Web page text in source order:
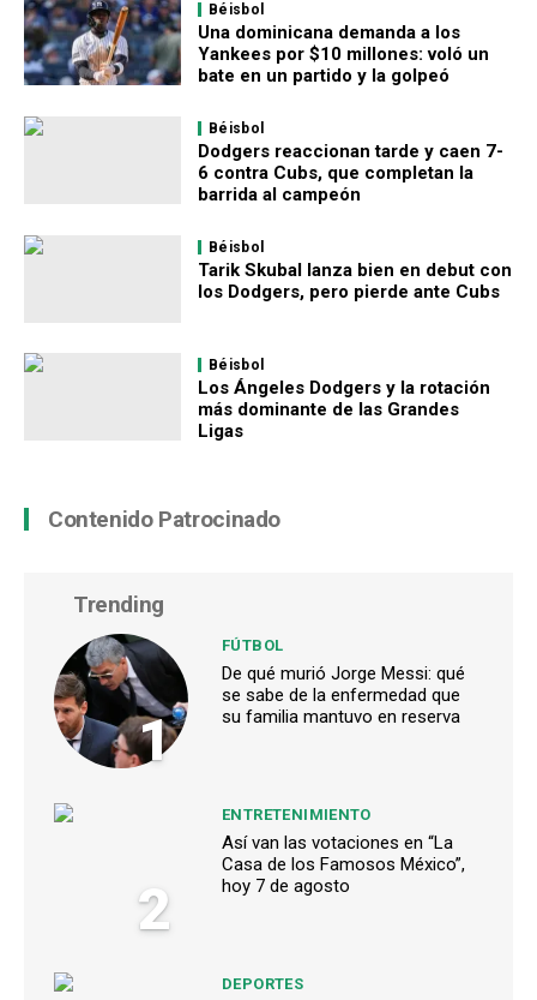
Béisbol
Una dominicana demanda a los
Yankees por $10 millones: voló un
bate en un partido y la golpeó
Béisbol
Dodgers reaccionan tarde y caen 7-
6 contra Cubs, que completan la
barrida al campeón
Béisbol
Tarik Skubal lanza bien en debut con
los Dodgers, pero pierde ante Cubs
Béisbol
Los Ángeles Dodgers y la rotación
más dominante de las Grandes
Ligas
Contenido Patrocinado
Trending
1
FÚTBOL
De qué murió Jorge Messi: qué
se sabe de la enfermedad que
su familia mantuvo en reserva
2
ENTRETENIMIENTO
Así van las votaciones en “La
Casa de los Famosos México”,
hoy 7 de agosto
DEPORTES